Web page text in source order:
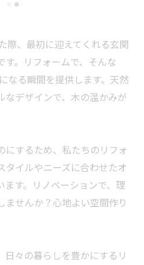
際、最初に迎えてくれる玄関
す。リフォームで、そんな
なる瞬間を提供します。天然
なデザインで、木の温かみが
にするため、私たちのリフォ
タイルやニーズに合わせたオ
す。リノベーションで、理
ませんか？心地よい空間作り
日々の暮らしを豊かにするリ